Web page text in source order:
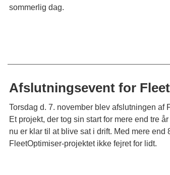
sommerlig dag.
Afslutningsevent for
Torsdag d. 7. november blev afslutningen
Et projekt, der tog sin start for mere end tre
nu er klar til at blive sat i drift. Med mere
FleetOptimiser-projektet ikke fejret for lidt.